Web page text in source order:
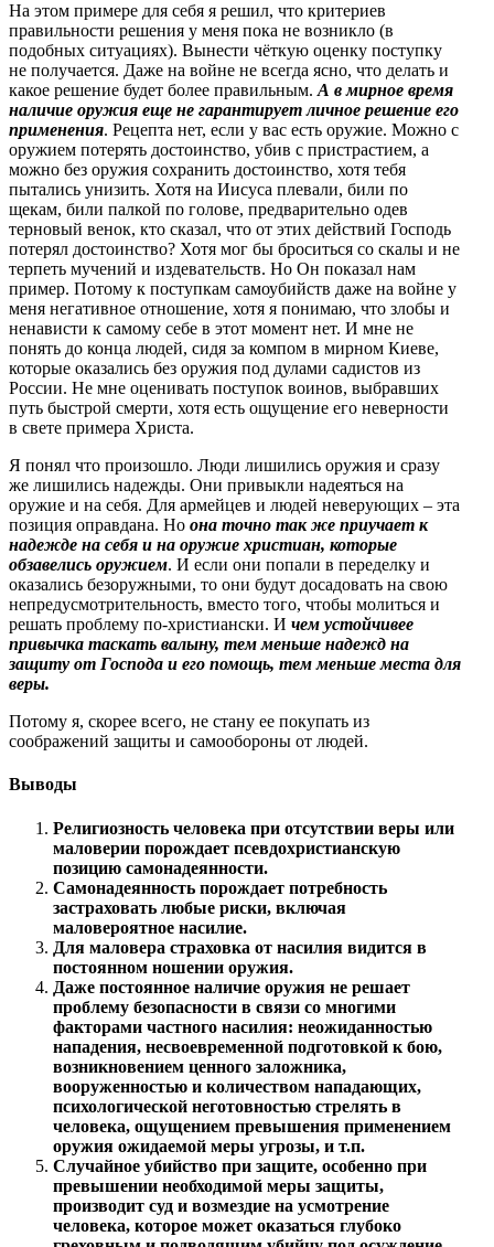
На этом примере для себя я решил, что критериев
правильности решения у меня пока не возникло (в
подобных ситуациях). Вынести чёткую оценку поступку
не получается. Даже на войне не всегда ясно, что делать и
какое решение будет более правильным. А в мирное время
наличие оружия еще не гарантирует личное решение его
применения. Рецепта нет, если у вас есть оружие. Можно с
оружием потерять достоинство, убив с пристрастием, а
можно без оружия сохранить достоинство, хотя тебя
пытались унизить. Хотя на Иисуса плевали, били по
щекам, били палкой по голове, предварительно одев
терновый венок, кто сказал, что от этих действий Господь
потерял достоинство? Хотя мог бы броситься со скалы и не
терпеть мучений и издевательств. Но Он показал нам
пример. Потому к поступкам самоубийств даже на войне у
меня негативное отношение, хотя я понимаю, что злобы и
ненависти к самому себе в этот момент нет. И мне не
понять до конца людей, сидя за компом в мирном Киеве,
которые оказались без оружия под дулами садистов из
России. Не мне оценивать поступок воинов, выбравших
путь быстрой смерти, хотя есть ощущение его неверности
в свете примера Христа.
Я понял что произошло. Люди лишились оружия и сразу
же лишились надежды. Они привыкли надеяться на
оружие и на себя. Для армейцев и людей неверующих – эта
позиция оправдана. Но она точно так же приучает к
надежде на себя и на оружие христиан, которые
обзавелись оружием. И если они попали в переделку и
оказались безоружными, то они будут досадовать на свою
непредусмотрительность, вместо того, чтобы молиться и
решать проблему по-христиански. И чем устойчивее
привычка таскать валыну, тем меньше надежд на
защиту от Господа и его помощь, тем меньше места для
веры.
Потому я, скорее всего, не стану ее покупать из
соображений защиты и самообороны от людей.
Выводы
Религиозность человека при отсутствии веры или
маловерии порождает псевдохристианскую
позицию самонадеянности.
Самонадеянность порождает потребность
застраховать любые риски, включая
маловероятное насилие.
Для маловера страховка от насилия видится в
постоянном ношении оружия.
Даже постоянное наличие оружия не решает
проблему безопасности в связи со многими
факторами частного насилия: неожиданностью
нападения, несвоевременной подготовкой к бою,
возникновением ценного заложника,
вооруженностью и количеством нападающих,
психологической неготовностью стрелять в
человека, ощущением превышения применением
оружия ожидаемой меры угрозы, и т.п.
Случайное убийство при защите, особенно при
превышении необходимой меры защиты,
производит суд и возмездие на усмотрение
человека, которое может оказаться глубоко